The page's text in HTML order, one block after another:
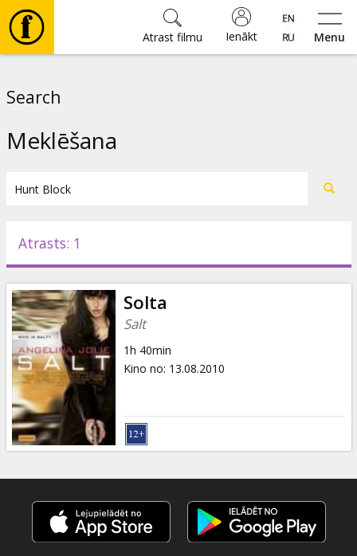
Menu
Ienākt
Atrast filmu
Pasākumi
Ziņas
Dāvanu
kartes
Uzkodas
B2B
Kino
Klubs
Search
Meklēšana
Atrasts: 1
Solta
Salt
1h 40min
Kino no: 13.08.2010